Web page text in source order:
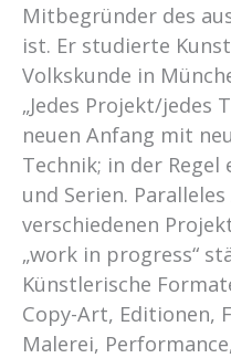
Mitbegründer des
ist. Er studierte
Volkskunde in
„Jedes Projekt/jedes
neuen Anfang mit
Technik; in der
und Serien.
verschiedenen
„work in progress“
Künstlerische
Copy-Art, Editionen,
Malerei,